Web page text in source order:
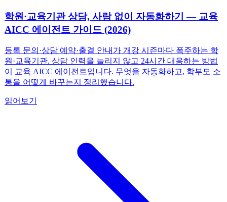
학원·교육기관 상담, 사람 없이 자동화하기 — 교육
AICC 에이전트 가이드 (2026)
등록 문의·상담 예약·출결 안내가 개강 시즌마다 폭주하는 학
원·교육기관. 상담 인력을 늘리지 않고 24시간 대응하는 방법
이 교육 AICC 에이전트입니다. 무엇을 자동화하고, 학부모 소
통을 어떻게 바꾸는지 정리했습니다.
읽어보기